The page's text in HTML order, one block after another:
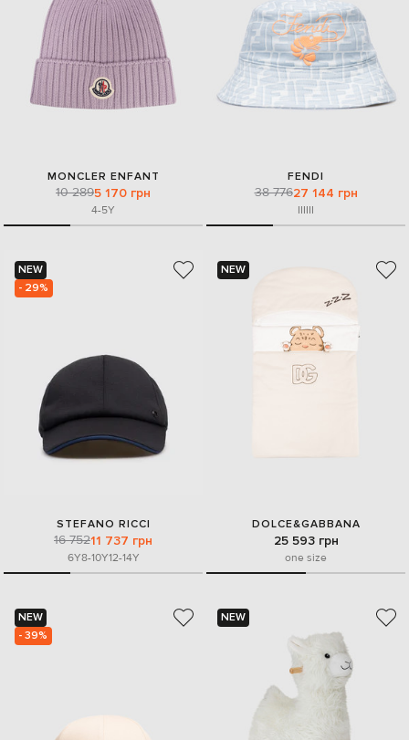
MONCLER ENFANT
10 2895 170 грн
4-5Y
FENDI
38 77627 144 грн
IIIIII
NEW
- 29%
STEFANO RICCI
16 75211 737 грн
6Y8-10Y12-14Y
NEW
DOLCE&GABBANA
25 593 грн
one size
NEW
- 39%
NEW